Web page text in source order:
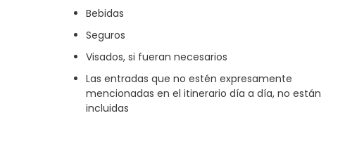
Bebidas
Seguros
Visados, si fueran necesarios
Las entradas que no estén expresamente
mencionadas en el itinerario día a día, no están
incluidas